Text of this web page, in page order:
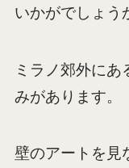
いかがでしょう
ミラノ郊外にあ
みがあります。
壁のアートを見